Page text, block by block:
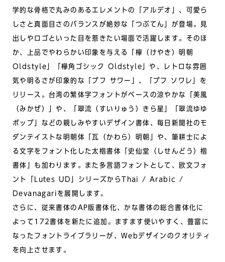
学的な骨格で丸みのあるエレメントの「アルデオ」、可愛ら
しさと真面目さのバランスが絶妙な「つぶてん」が登場。見
出しやロゴといった目を惹きたい場面で活躍します。そのほ
か、上品でやわらかい印象を与える「欅（けやき）明朝
Oldstyle」「欅角ゴシック Oldstyle」や、レトロな雰囲
気や明るさが印象的な「プフ サワー」、「プフ ソワレ」を
リリース。台湾の繁体字フォントがベースの涼やかな「美風
（みかぜ）」や、「翠流（すいりゅう）きら星」「翠流ゆゆ
ポップ」などの親しみやすいデザイン書体、毎日新聞社のモ
ダンテイストな明朝体「瓦（かわら）明朝」や、筆耕士によ
る文字をフォント化した太楷書体「史仙堂（しせんどう）楷
書体」も加わります。また多言語フォントとして、欧文フォ
ント「Lutes UD」シリーズからThai / Arabic /
Devanagariを展開します。
さらに、従来書体のAP版書体化、かな書体の総合書体化に
よって172書体を新たに追加。ますます使いやすく、豊富に
なったフォントライブラリーが、Webデザインのクオリティ
を向上させます。